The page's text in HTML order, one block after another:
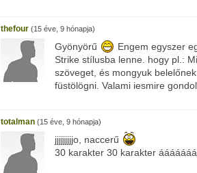
thefour (15 éve, 9 hónapja)
Gyönyörű
Engem egyszer
Strike stílusba lenne. hogy pl.:
szöveget, és mongyuk
füstölögni. Valami iesmire
totalman (15 éve, 9 hónapja)
jjjjjjjjjo, naccerű
30 karakter 30 karakter